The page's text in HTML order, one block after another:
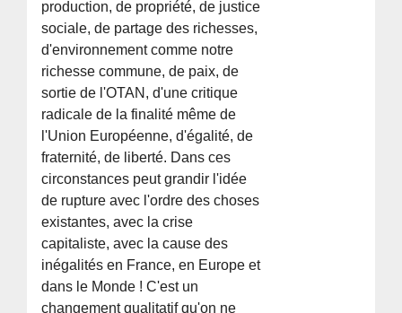
production, de propriété, de justice
sociale, de partage des richesses,
d'environnement comme notre
richesse commune, de paix, de
sortie de l'OTAN, d'une critique
radicale de la finalité même de
l'Union Européenne, d'égalité, de
fraternité, de liberté. Dans ces
circonstances peut grandir l'idée
de rupture avec l'ordre des choses
existantes, avec la crise
capitaliste, avec la cause des
inégalités en France, en Europe et
dans le Monde ! C'est un
changement qualitatif qu'on ne